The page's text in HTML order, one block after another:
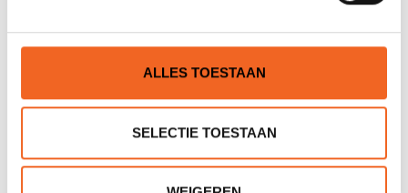
ALLES TOESTAAN
SELECTIE TOESTAAN
Grangers: voor het langer fris houden van
allerlaagste prijs!